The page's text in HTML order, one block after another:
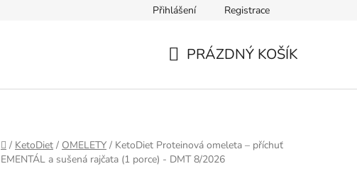
Reklamační protokol O nás
Přihlášení Registrace
PRÁZDNÝ KOŠÍK
Domů
/ KetoDiet / OMELETY / KetoDiet Proteinová omeleta – příchuť
EMENTÁL a sušená rajčata (1 porce) - DMT 8/2026